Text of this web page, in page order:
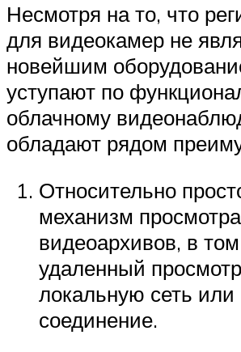
Несмотря на то, что
для видеокамер не
новейшим
уступают по
облачному
обладают рядом
Относительно
механизм просмотра
видеоархивов, в
удаленный
локальную сеть или
соединение.